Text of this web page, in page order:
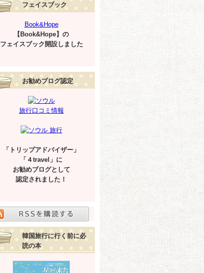
フェイスブック
Book&Hope
【Book&Hope】の
フェイスブック開設しました
お勧めブログ認定
旅行口コミ情報
「トリップアドバイザー」
「４travel」に
お勧めブログとして
認定されました！
韓国旅行に行く前に必
読の本